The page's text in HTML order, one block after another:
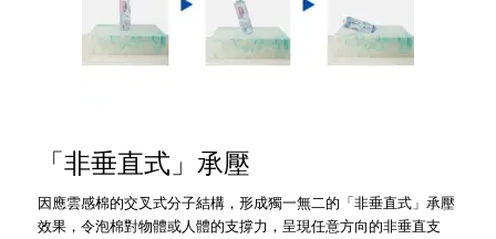
「非垂直式」承壓
因應雲感棉的交叉式分子結構，形成獨一無二的「非垂直式」承壓
效果，令泡棉對物體或人體的支撐力，呈現任意方向的非垂直支